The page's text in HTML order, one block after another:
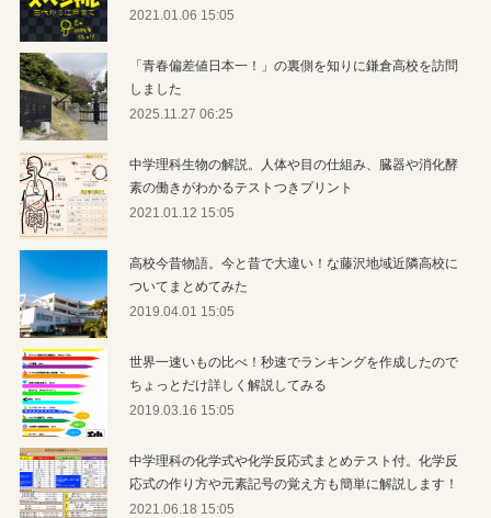
2021.01.06 15:05
「青春偏差値日本一！」の裏側を知りに鎌倉高校を訪問
しました
2025.11.27 06:25
中学理科生物の解説。人体や目の仕組み、臓器や消化酵
素の働きがわかるテストつきプリント
2021.01.12 15:05
高校今昔物語。今と昔で大違い！な藤沢地域近隣高校に
ついてまとめてみた
2019.04.01 15:05
世界一速いもの比べ！秒速でランキングを作成したので
ちょっとだけ詳しく解説してみる
2019.03.16 15:05
中学理科の化学式や化学反応式まとめテスト付。化学反
応式の作り方や元素記号の覚え方も簡単に解説します！
2021.06.18 15:05